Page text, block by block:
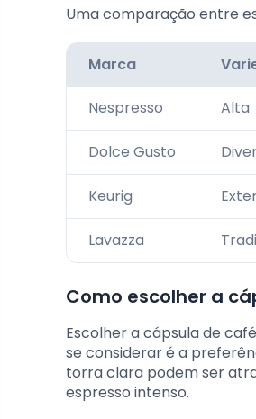
Uma comparação entre
Marca
Nespresso Alta
Dolce Gusto
Keurig
Lavazza
Como escolher a
Escolher a cápsula de
se considerar é a
torra clara podem ser
espresso intenso.